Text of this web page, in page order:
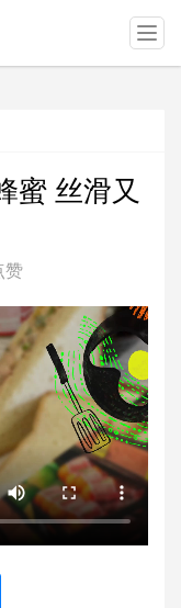
蜜 丝滑又
赞
T
o
a
a
t
i
o
n